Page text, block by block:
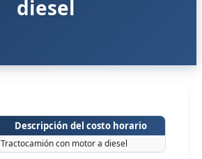
diesel
Descripción del costo horario
Tractocamión con motor a diesel